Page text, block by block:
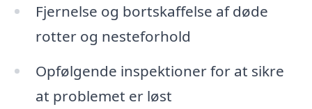
Fjernelse og bortskaffelse af døde
rotter og nesteforhold
Opfølgende inspektioner for at sikre
at problemet er løst